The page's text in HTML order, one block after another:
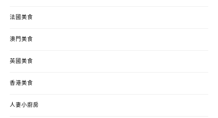
法國美食
澳門美食
英國美食
香港美食
人妻小廚房